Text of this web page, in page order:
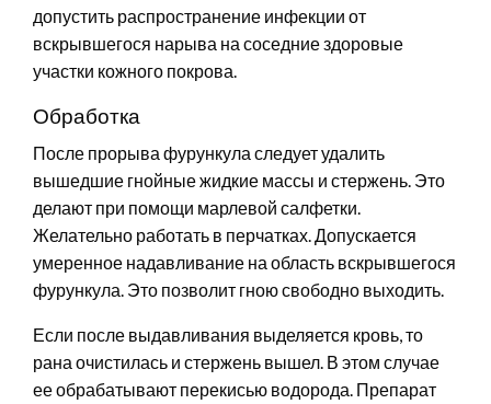
допустить распространение инфекции от
вскрывшегося нарыва на соседние здоровые
участки кожного покрова.
Обработка
После прорыва фурункула следует удалить
вышедшие гнойные жидкие массы и стержень. Это
делают при помощи марлевой салфетки.
Желательно работать в перчатках. Допускается
умеренное надавливание на область вскрывшегося
фурункула. Это позволит гною свободно выходить.
Если после выдавливания выделяется кровь, то
рана очистилась и стержень вышел. В этом случае
ее обрабатывают перекисью водорода. Препарат